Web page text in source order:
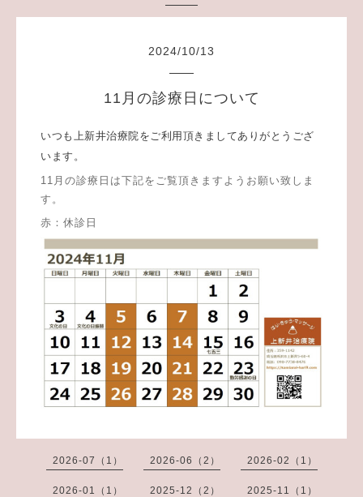
2024/10/13
11月の診療日について
いつも上新井治療院をご利用頂きましてありがとうござ
います。
11月の診療日は下記をご覧頂きますようお願い致しま
す。
赤：休診日
2026-07（1） 2026-06（2） 2026-02（1）
2026-01（1） 2025-12（2） 2025-11（1）